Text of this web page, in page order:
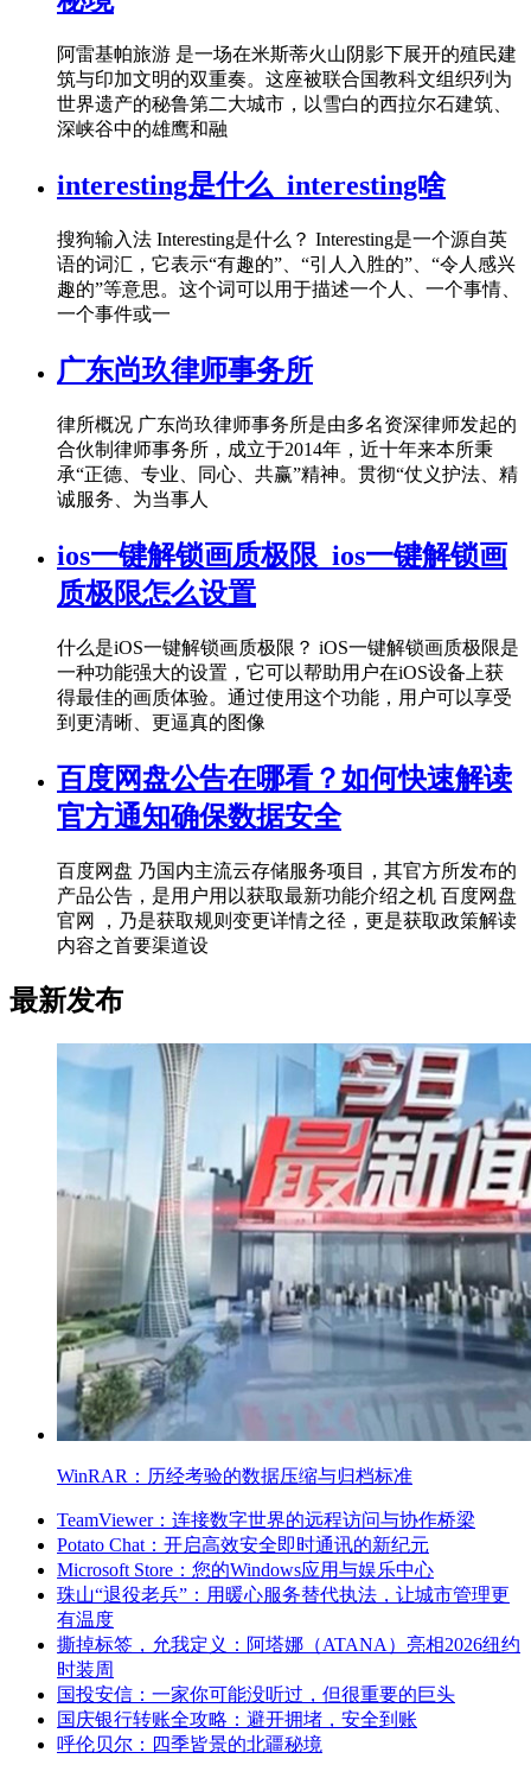
阿雷基帕旅游 是一场在米斯蒂火山阴影下展开的殖民建
筑与印加文明的双重奏。这座被联合国教科文组织列为
世界遗产的秘鲁第二大城市，以雪白的西拉尔石建筑、
深峡谷中的雄鹰和融
interesting是什么_interesting啥
搜狗输入法 Interesting是什么？ Interesting是一个源自英
语的词汇，它表示“有趣的”、“引人入胜的”、“令人感兴
趣的”等意思。这个词可以用于描述一个人、一个事情、
一个事件或一
广东尚玖律师事务所
律所概况 广东尚玖律师事务所是由多名资深律师发起的
合伙制律师事务所，成立于2014年，近十年来本所秉
承“正德、专业、同心、共赢”精神。贯彻“仗义护法、精
诚服务、为当事人
ios一键解锁画质极限_ios一键解锁画
质极限怎么设置
什么是iOS一键解锁画质极限？ iOS一键解锁画质极限是
一种功能强大的设置，它可以帮助用户在iOS设备上获
得最佳的画质体验。通过使用这个功能，用户可以享受
到更清晰、更逼真的图像
百度网盘公告在哪看？如何快速解读
官方通知确保数据安全
百度网盘 乃国内主流云存储服务项目，其官方所发布的
产品公告，是用户用以获取最新功能介绍之机 百度网盘
官网 ，乃是获取规则变更详情之径，更是获取政策解读
内容之首要渠道设
最新发布
WinRAR：历经考验的数据压缩与归档标准
TeamViewer：连接数字世界的远程访问与协作桥梁
Potato Chat：开启高效安全即时通讯的新纪元
Microsoft Store：您的Windows应用与娱乐中心
珠山“退役老兵”：用暖心服务替代执法，让城市管理更
有温度
撕掉标签，允我定义：阿塔娜（ATANA）亮相2026纽约
时装周
国投安信：一家你可能没听过，但很重要的巨头
国庆银行转账全攻略：避开拥堵，安全到账
呼伦贝尔：四季皆景的北疆秘境